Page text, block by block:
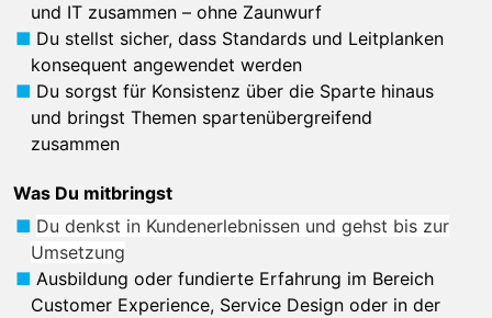
und IT zusammen – ohne Zaunwurf
Du stellst sicher, dass Standards und Leitplanken
konsequent angewendet werden
Du sorgst für Konsistenz über die Sparte hinaus
und bringst Themen spartenübergreifend
zusammen
Was Du mitbringst
Du denkst in Kundenerlebnissen und gehst bis zur
Umsetzung
Ausbildung oder fundierte Erfahrung im Bereich
Customer Experience, Service Design oder in der